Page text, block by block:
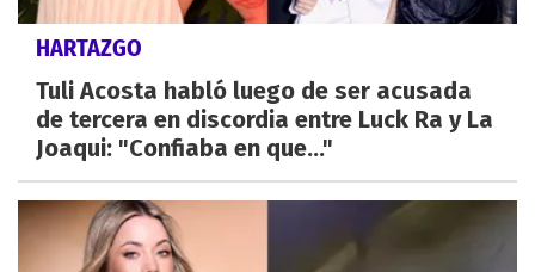
HARTAZGO
Tuli Acosta habló luego de ser acusada
de tercera en discordia entre Luck Ra y La
Joaqui: "Confiaba en que..."